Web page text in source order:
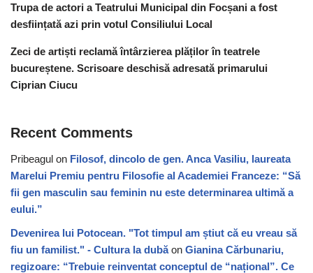
Trupa de actori a Teatrului Municipal din Focșani a fost
desființată azi prin votul Consiliului Local
Zeci de artiști reclamă întârzierea plăților în teatrele
bucureștene. Scrisoare deschisă adresată primarului
Ciprian Ciucu
Recent Comments
Pribeagul on Filosof, dincolo de gen. Anca Vasiliu, laureata
Marelui Premiu pentru Filosofie al Academiei Franceze: “Să
fii gen masculin sau feminin nu este determinarea ultimă a
eului.”
Devenirea lui Potocean. "Tot timpul am știut că eu vreau să
fiu un familist." - Cultura la dubăon Gianina Cărbunariu,
regizoare: “Trebuie reinventat conceptul de “național”. Ce